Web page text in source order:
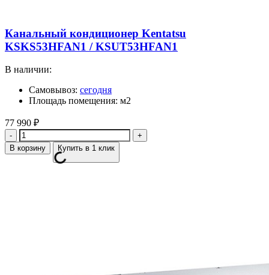
Канальный кондиционер Kentatsu
KSKS53HFAN1 / KSUT53HFAN1
В наличии:
Самовывоз: сегодня
Площадь помещения: м2
77 990 ₽
Количество
В корзину Купить в 1 клик